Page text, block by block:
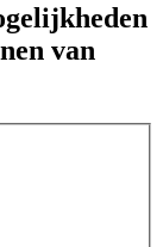
van